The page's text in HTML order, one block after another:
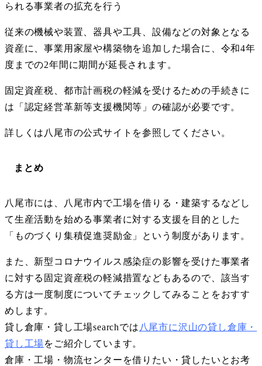
られる事業者の拡充を行う
従来の機械や装置、器具や工具、設備などの対象となる
資産に、事業用家屋や構築物を追加した場合に、令和4年
度までの2年間に期間が延長されます。
固定資産税、都市計画税の軽減を受けるための手続きに
は「認定経営革新等支援機関等」の確認が必要です。
詳しくは八尾市の公式サイトを参照してください。
まとめ
八尾市には、八尾市内で工場を借りる・建築するなどし
て生産活動を始める事業者に対する支援を目的とした
「ものづくり集積促進奨励金」という制度があります。
また、新型コロナウイルス感染症の影響を受けた事業者
に対する固定資産税の軽減措置などもあるので、該当す
る方は一度制度についてチェックしてみることをおすす
めします。
貸し倉庫・貸し工場searchでは 八尾市に沢山の貸し倉庫・
貸し工場をご紹介しています。
倉庫・工場・物流センターを借りたい・貸したいとお考